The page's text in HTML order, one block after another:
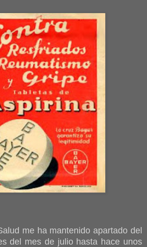
me ha mantenido apartado del
del mes de julio hasta hace unos